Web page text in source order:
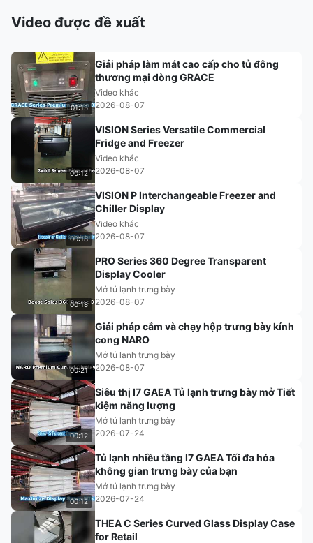
Video được đề xuất
01:15
Giải pháp làm mát cao cấp cho tủ đông
thương mại dòng GRACE
Video khác
2026-08-07
00:12
VISION Series Versatile Commercial
Fridge and Freezer
Video khác
2026-08-07
00:18
VISION P Interchangeable Freezer and
Chiller Display
Video khác
2026-08-07
00:18
PRO Series 360 Degree Transparent
Display Cooler
Mở tủ lạnh trưng bày
2026-08-07
00:21
Giải pháp cắm và chạy hộp trưng bày kính
cong NARO
Mở tủ lạnh trưng bày
2026-08-07
00:12
Siêu thị I7 GAEA Tủ lạnh trưng bày mở Tiết
kiệm năng lượng
Mở tủ lạnh trưng bày
2026-07-24
00:12
Tủ lạnh nhiều tầng I7 GAEA Tối đa hóa
không gian trưng bày của bạn
Mở tủ lạnh trưng bày
2026-07-24
THEA C Series Curved Glass Display Case
for Retail